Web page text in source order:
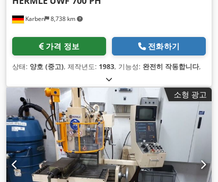
Karben 8,738 km
가격 정보 전화하기
상태: 양호 (중고), 제작년도: 1983, 기능성: 완전히 작동합니다,
소형 광고